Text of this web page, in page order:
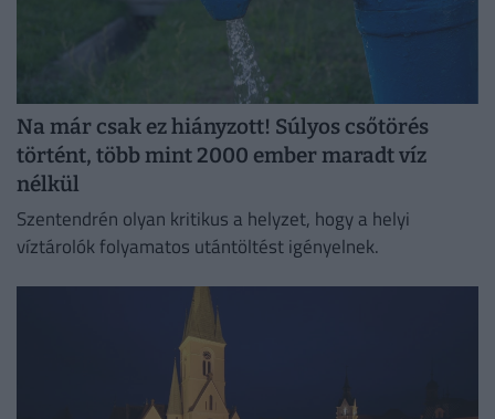
Na már csak ez hiányzott! Súlyos csőtörés
történt, több mint 2000 ember maradt víz
nélkül
Szentendrén olyan kritikus a helyzet, hogy a helyi
víztárolók folyamatos utántöltést igényelnek.